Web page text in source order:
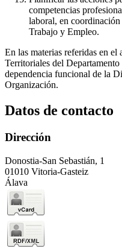
competencias
laboral, en
Trabajo y Empleo.
En las materias referidas en el
Territoriales del
dependencia funcional de la
Organización.
Datos de contacto
Dirección
Donostia-San Sebastián, 1
01010 Vitoria-Gasteiz
Álava